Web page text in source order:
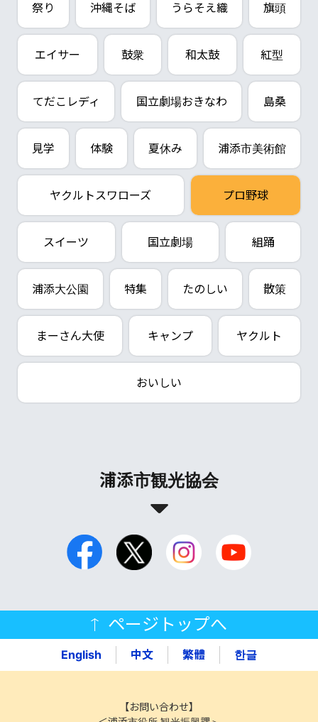
祭り 沖縄そば うらそえ織 旗頭
エイサー 鼓衆 和太鼓 紅型
てだこレディ 国立劇場おきなわ 島桑
見学 体験 夏休み 浦添市美術館
ヤクルトスワローズ プロ野球
スイーツ 国立劇場 組踊
浦添大公園 特集 たのしい 散策
まーさん大使 キャンプ ヤクルト
おいしい
浦添市観光協会
ページトップへ
English 中文 繁體 한글
【お問い合わせ】